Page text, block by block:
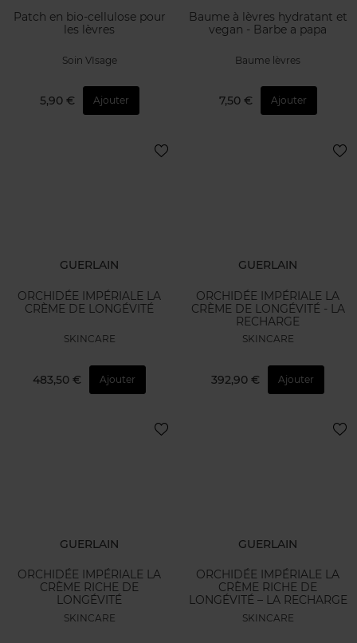
Patch en bio-cellulose pour
les lèvres
Soin VIsage
5,90 € Ajouter
Baume à lèvres hydratant et
vegan - Barbe a papa
Baume lèvres
7,50 € Ajouter
GUERLAIN
ORCHIDÉE IMPÉRIALE LA
CRÈME DE LONGÉVITÉ
SKINCARE
483,50 € Ajouter
GUERLAIN
ORCHIDÉE IMPÉRIALE LA
CRÈME DE LONGÉVITÉ - LA
RECHARGE
SKINCARE
392,90 € Ajouter
GUERLAIN
ORCHIDÉE IMPÉRIALE LA
CRÈME RICHE DE
LONGÉVITÉ
SKINCARE
GUERLAIN
ORCHIDÉE IMPÉRIALE LA
CRÈME RICHE DE
LONGÉVITÉ – LA RECHARGE
SKINCARE